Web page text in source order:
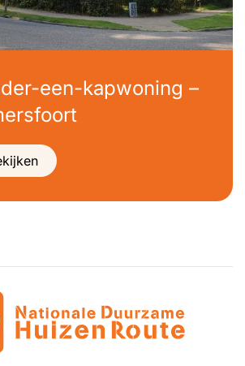
een-kapwoning –